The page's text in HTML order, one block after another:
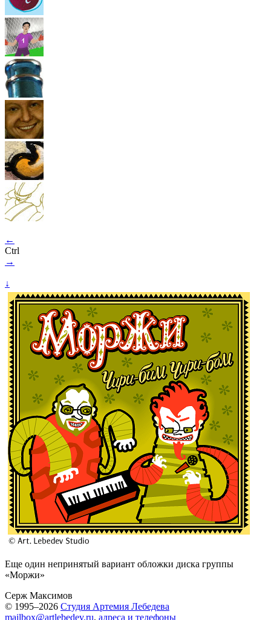
←
Ctrl
→
↓
Еще один непринятый вариант обложки диска группы
«Моржи»
Серж Максимов
© 1995–2026 Студия Артемия Лебедева
mailbox@artlebedev.ru, адреса и телефоны